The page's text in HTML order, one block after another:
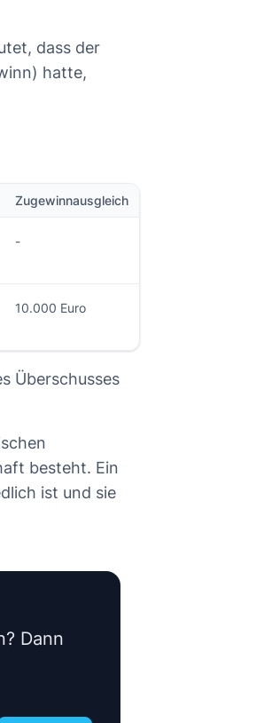
dass der
hatte,
Zugewinnausgleich
-
10.000 Euro
Überschusses
besteht. Ein
ist und sie
Dann